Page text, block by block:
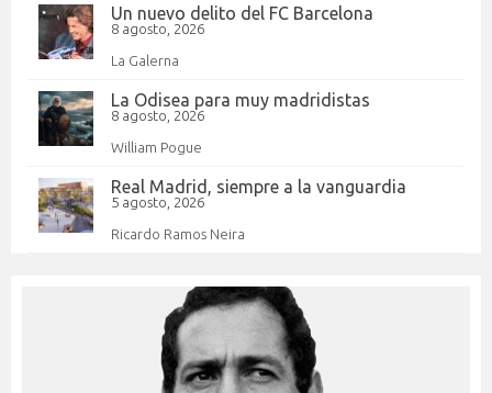
Un nuevo delito del FC Barcelona
8 agosto, 2026
La Galerna
La Odisea para muy madridistas
8 agosto, 2026
William Pogue
Real Madrid, siempre a la vanguardia
5 agosto, 2026
Ricardo Ramos Neira